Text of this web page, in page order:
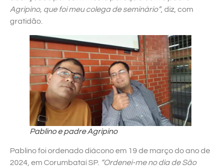
Agripino, que foi meu colega de seminário”, diz, com
gratidão.
Pablino e padre Agripino
Pablino foi ordenado diácono em 19 de março do ano de
2024, em Corumbataí SP. “Ordenei-me no dia de São